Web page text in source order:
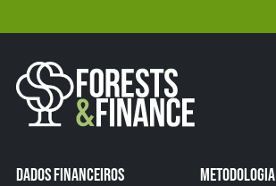
DADOS FINANCEIROS
METODOLOGIA